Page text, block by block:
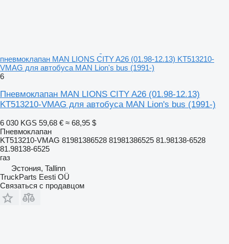
пневмоклапан MAN LIONS CITY A26 (01.98-12.13) KT513210-
VMAG для автобуса MAN Lion's bus (1991-)
6
Пневмоклапан MAN LIONS CITY A26 (01.98-12.13)
KT513210-VMAG для автобуса MAN Lion's bus (1991-)
6 030 KGS 59,68 € ≈ 68,95 $
Пневмоклапан
KT513210-VMAG 81981386528 81981386525 81.98138-6528
81.98138-6525
газ
Эстония, Tallinn
TruckParts Eesti OÜ
Связаться с продавцом